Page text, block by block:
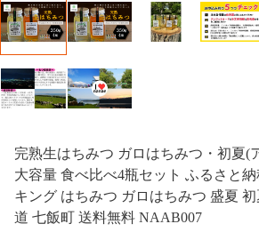
完熟生はちみつ ガロはちみつ・初夏(
大容量 食べ比べ4瓶セット ふるさと
キング はちみつ ガロはちみつ 盛夏
道 七飯町 送料無料 NAAB007